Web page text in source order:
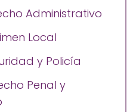
Administrativo
Local
y Policía
Penal y